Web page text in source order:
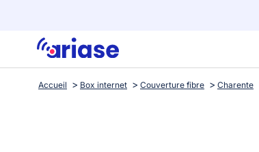
Accueil Box internet Couverture fibre Charente